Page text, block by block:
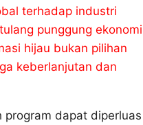
terhadap industri
punggung ekonomi
hijau bukan pilihan
keberlanjutan dan
program dapat diperluas